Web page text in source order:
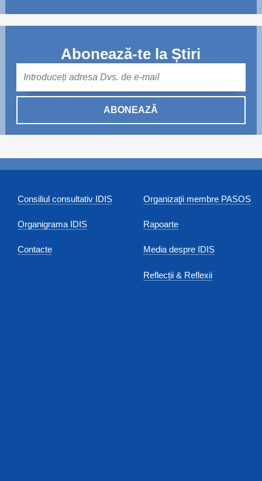
Abonează-te la Știri
ABONEAZĂ
Consiliul consultativ IDIS
Organigrama IDIS
Contacte
Organizaţii membre PASOS
Rapoarte
Media despre IDIS
Reflecții & Reflexii